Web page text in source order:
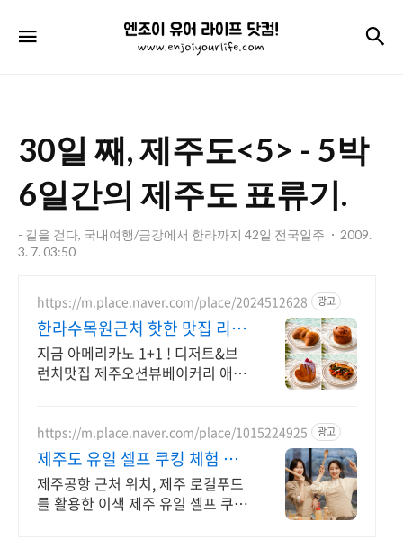
엔
조
어
라
이
프
컴!
30일 째, 제주도<5> - 5박
6일간의 제주도 표류기.
- 길을 걷다, 국내여행/금강에서 한라까지 42일 전국일주
2009.
3. 7. 03:50
https://m.place.naver.com/place/2024512628 광고
한라수목원근처 핫한 맛집 리뷰
인증된 핫플!별점4.83
지금 아메리카노 1+1 ! 디저트&브
런치맛집 제주오션뷰베이커리 애월
https://m.place.naver.com/place/1015224925 광고
제주도 유일 셀프 쿠킹 체험 매
일반복되는 일상속추억만들기
제주공항 근처 위치, 제주 로컬푸드
를 활용한 이색 제주 유일 셀프 쿠킹